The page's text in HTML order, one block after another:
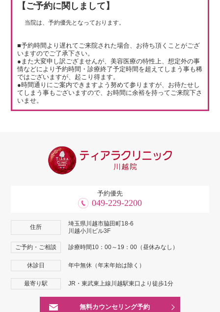
【ご予約に関しまして】
当院は、予約優先となっております。
■予約時間より遅れてご来院された場合、お待ち頂くことがござ
いますのでご了承下さい。
●また大変申し訳ござませんが、美容医療の特性上、想定外の事
情などにより予約時間・診療終了予定時間を超えてしまう事も稀
ではございますが、起こり得ます。
●時間通りにご案内できますよう努めて参りますが、お待たせし
てしまう事もございますので、お時間に余裕を持ってご来院下さ
いませ。
予約優先
049-229-2200
住所
埼玉県川越市脇田町18-6
川越小川ビル3F
ご予約・ご相談 診療時間10：00～19：00（昼休みなし）
休診日 年中無休（年末年始は除く）
最寄り駅 JR・東武東上線川越駅東口より徒歩1分
無料カウンセリング予約